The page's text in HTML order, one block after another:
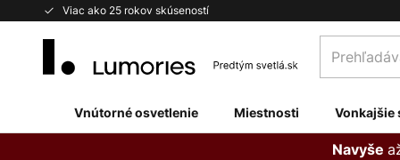
Viac ako 25 rokov skúseností
Skip
obchod
Vnútorné osvetlenie Miestnosti Vonkajšie
Navyše